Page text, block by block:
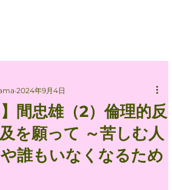
間忠雄（2）倫理的反
を願って ～苦しむ人
誰もいなくなるため
2024年9月4日